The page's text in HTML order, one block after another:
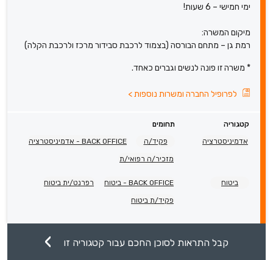
ימי חמישי – 6 שעות!
מיקום המשרה:
רמת גן – מתחם הבורסה (בצמוד לרכבת סבידור מרכז ולרכבת הקלה)
* משרה זו פונה לנשים וגברים כאחד.
לפרופיל החברה ומשרות נוספות>
קטגוריה
תחומים
אדמיניסטרציה
פקיד/ה BACK OFFICE - אדמיניסטרציה
מזכיר/ה רפואי/ת
ביטוח BACK OFFICE - ביטוח רפרנט/ית ביטוח
פקיד/ת ביטוח
קבל התראות לסוכן החכם עבור קטגוריה זו